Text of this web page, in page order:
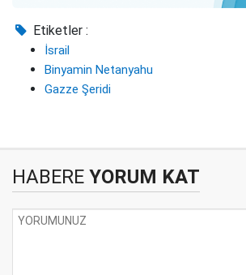
Etiketler :
İsrail
Binyamin Netanyahu
Gazze Şeridi
HABERE YORUM KAT